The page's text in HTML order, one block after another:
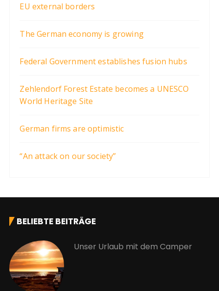
EU external borders
The German economy is growing
Federal Government establishes fusion hubs
Zehlendorf Forest Estate becomes a UNESCO
World Heritage Site
German firms are optimistic
“An attack on our society”
BELIEBTE BEITRÄGE
Unser Urlaub mit dem Camper